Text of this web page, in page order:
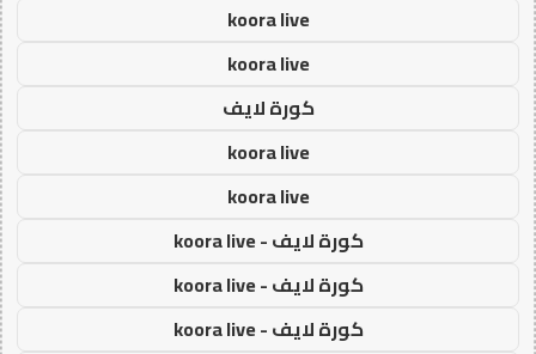
koora live
koora live
كورة لايف
koora live
koora live
كورة لايف - koora live
كورة لايف - koora live
كورة لايف - koora live